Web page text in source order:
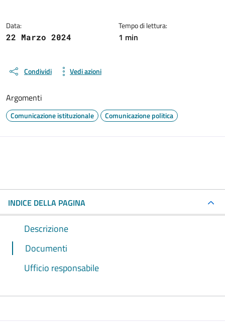
Data:
22 Marzo 2024
Tempo di lettura:
1 min
Condividi Vedi azioni
Argomenti
Comunicazione istituzionale Comunicazione politica
INDICE DELLA PAGINA
Descrizione
Documenti
Ufficio responsabile